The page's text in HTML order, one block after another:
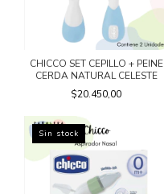
CHICCO SET CEPILLO + PEINE
CERDA NATURAL CELESTE
$20.450,00
Sin stock